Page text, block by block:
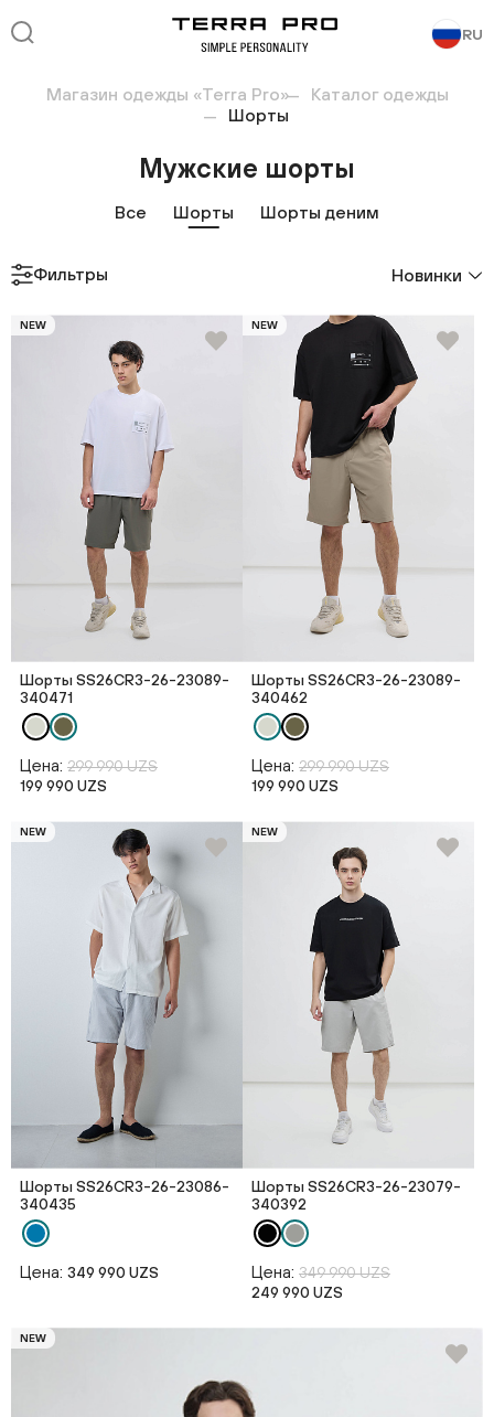
RU
Магазин одежды «Terra Pro»
Каталог одежды
Шорты
Мужские шорты
Все Шорты Шорты деним
Фильтры Новинки
NEW
Шорты SS26CR3-26-23089-
340471
Цена: 299 990 UZS
199 990 UZS
NEW
Шорты SS26CR3-26-23089-
340462
Цена: 299 990 UZS
199 990 UZS
NEW
Шорты SS26CR3-26-23086-
340435
Цена: 349 990 UZS
NEW
Шорты SS26CR3-26-23079-
340392
Цена: 349 990 UZS
249 990 UZS
NEW